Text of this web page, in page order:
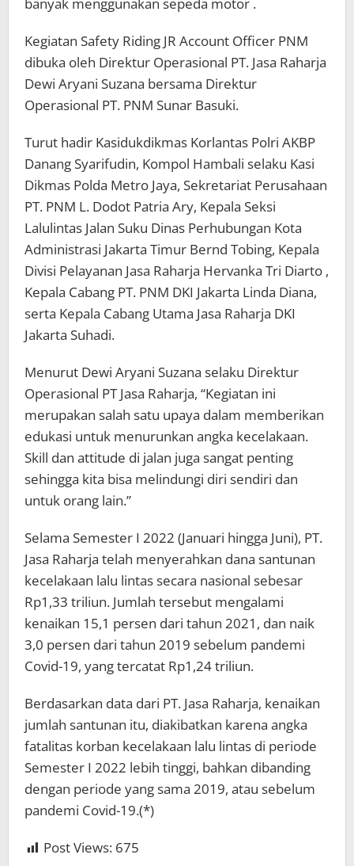
banyak menggunakan sepeda motor .
Kegiatan Safety Riding JR Account Officer PNM
dibuka oleh Direktur Operasional PT. Jasa Raharja
Dewi Aryani Suzana bersama Direktur
Operasional PT. PNM Sunar Basuki.
Turut hadir Kasidukdikmas Korlantas Polri AKBP
Danang Syarifudin, Kompol Hambali selaku Kasi
Dikmas Polda Metro Jaya, Sekretariat Perusahaan
PT. PNM L. Dodot Patria Ary, Kepala Seksi
Lalulintas Jalan Suku Dinas Perhubungan Kota
Administrasi Jakarta Timur Bernd Tobing, Kepala
Divisi Pelayanan Jasa Raharja Hervanka Tri Diarto ,
Kepala Cabang PT. PNM DKI Jakarta Linda Diana,
serta Kepala Cabang Utama Jasa Raharja DKI
Jakarta Suhadi.
Menurut Dewi Aryani Suzana selaku Direktur
Operasional PT Jasa Raharja, “Kegiatan ini
merupakan salah satu upaya dalam memberikan
edukasi untuk menurunkan angka kecelakaan.
Skill dan attitude di jalan juga sangat penting
sehingga kita bisa melindungi diri sendiri dan
untuk orang lain.”
Selama Semester I 2022 (Januari hingga Juni), PT.
Jasa Raharja telah menyerahkan dana santunan
kecelakaan lalu lintas secara nasional sebesar
Rp1,33 triliun. Jumlah tersebut mengalami
kenaikan 15,1 persen dari tahun 2021, dan naik
3,0 persen dari tahun 2019 sebelum pandemi
Covid-19, yang tercatat Rp1,24 triliun.
Berdasarkan data dari PT. Jasa Raharja, kenaikan
jumlah santunan itu, diakibatkan karena angka
fatalitas korban kecelakaan lalu lintas di periode
Semester I 2022 lebih tinggi, bahkan dibanding
dengan periode yang sama 2019, atau sebelum
pandemi Covid-19.(*)
Post Views: 675